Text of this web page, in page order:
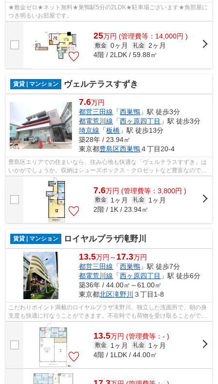
★敷金ゼロ★ネット無料★巣鴨駅5分の2LDK★駐車場ございます★角部屋に
つき明るいお部屋です。
25万円 (管理費等：14,000円 )
敷金 0ヶ月 礼金
2ヶ月
4階 / 2LDK / 59.88㎡
賃貸 | マンション ヴェルテラスすずき
7.6万円
都営三田線 「西巣鴨 」駅 徒歩3分
都電荒川線 「西ヶ原四丁目 」駅 徒歩3分
埼京線 「板橋 」駅 徒歩13分
築28年 / 23.94㎡
東京都豊島区西巣鴨４丁目20-4
豊島区エリアでの住まいなら、住み心地も快適な「ヴェルテラスすずき」は
いかがでしょうか。収納はシューズボックス・クロゼットなど豊富なので、
衣類や履き物の整理がしやすく便利で...
7.6万円 (管理費等：3,800円 )
敷金 1ヶ月 礼金
1ヶ月
2階 / 1K / 23.94㎡
賃貸 | マンション ロイヤルプラザ滝野川
13.5万円～ 17.3万円
都営三田線 「西巣鴨 」駅 徒歩7分
都電荒川線 「西ヶ原四丁目 」駅 徒歩6分
築36年 / 44.00㎡～61.00㎡
東京都北区滝野川 ３丁目1-8
こだわりポイント満載のロイヤルプラザ滝野川。独立した洗面所で、朝の身
支度も快適に行なうことができます。不在時でも荷物を受け取ることができ
るため、時間調整の手間が省ける宅配...
13.5万円 (管理費等：- )
敷金 1ヶ月 礼金
1ヶ月
4階 / 1LDK / 44.00㎡